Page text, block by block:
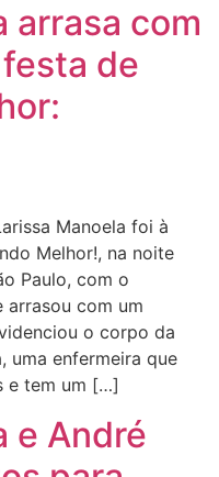
arrasa com
de
Manoela foi à
Melhor!, na noite
Paulo, com o
arrasou com um
o corpo da
uma enfermeira que
e tem um […]
e André